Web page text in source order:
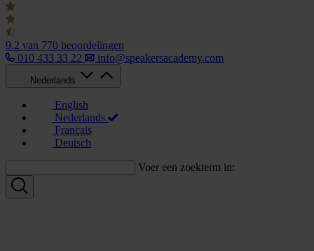
9.2 van 770 beoordelingen
010 433 33 22
info@speakersacademy.com
Nederlands
English
Nederlands
Français
Deutsch
Voer een zoekterm in: